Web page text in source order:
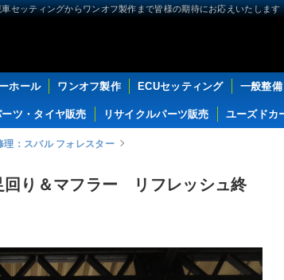
セッティングからワンオフ製作まで皆様の期待にお応えいたします
ホール ワンオフ製作 ECUセッティング 一般整
ツ・タイヤ販売 リサイクルパーツ販売 ユーズドカ
理：スバル フォレスター
り＆マフラー リフレッシュ終